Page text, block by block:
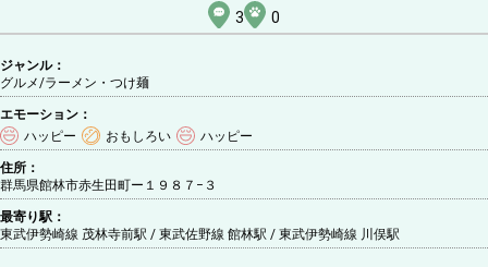
3 0
ジャンル：
グルメ/ラーメン・つけ麺
エモーション：
ハッピー
おもしろい ハッピー
住所：
群馬県館林市赤生田町ー１９８７−３
最寄り駅：
東武伊勢崎線 茂林寺前駅 / 東武佐野線 館林駅 / 東武伊勢崎線 川俣駅